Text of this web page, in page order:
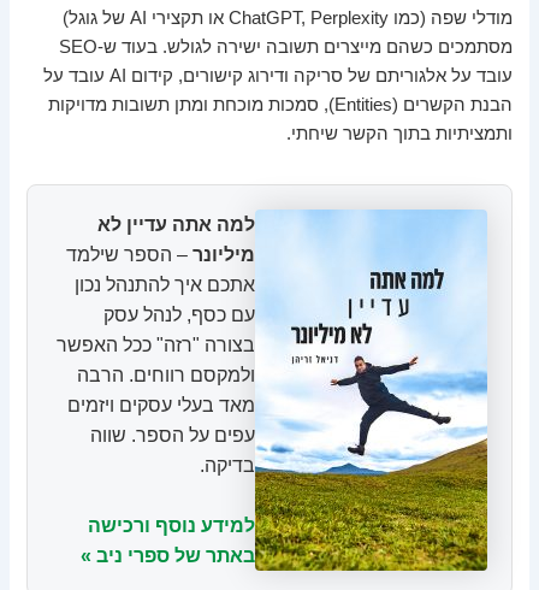
מודלי שפה (כמו ChatGPT, Perplexity או תקצירי AI של גוגל)
מסתמכים כשהם מייצרים תשובה ישירה לגולש. בעוד ש-SEO
עובד על אלגוריתם של סריקה ודירוג קישורים, קידום AI עובד על
הבנת הקשרים (Entities), סמכות מוכחת ומתן תשובות מדויקות
ותמציתיות בתוך הקשר שיחתי.
למה אתה עדיין לא
מיליונר – הספר שילמד
אתכם איך להתנהל נכון
עם כסף, לנהל עסק
בצורה "רזה" ככל האפשר
ולמקסם רווחים. הרבה
מאד בעלי עסקים ויזמים
עפים על הספר. שווה
בדיקה.
למידע נוסף ורכישה
באתר של ספרי ניב »